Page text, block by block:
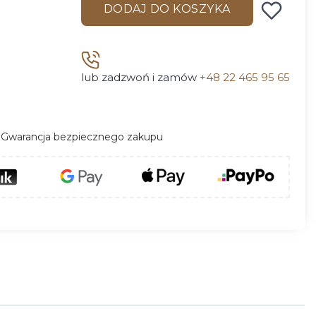
DODAJ DO KOSZYKA
lub zadzwoń i zamów +48 22 465 95 65
Gwarancja bezpiecznego zakupu